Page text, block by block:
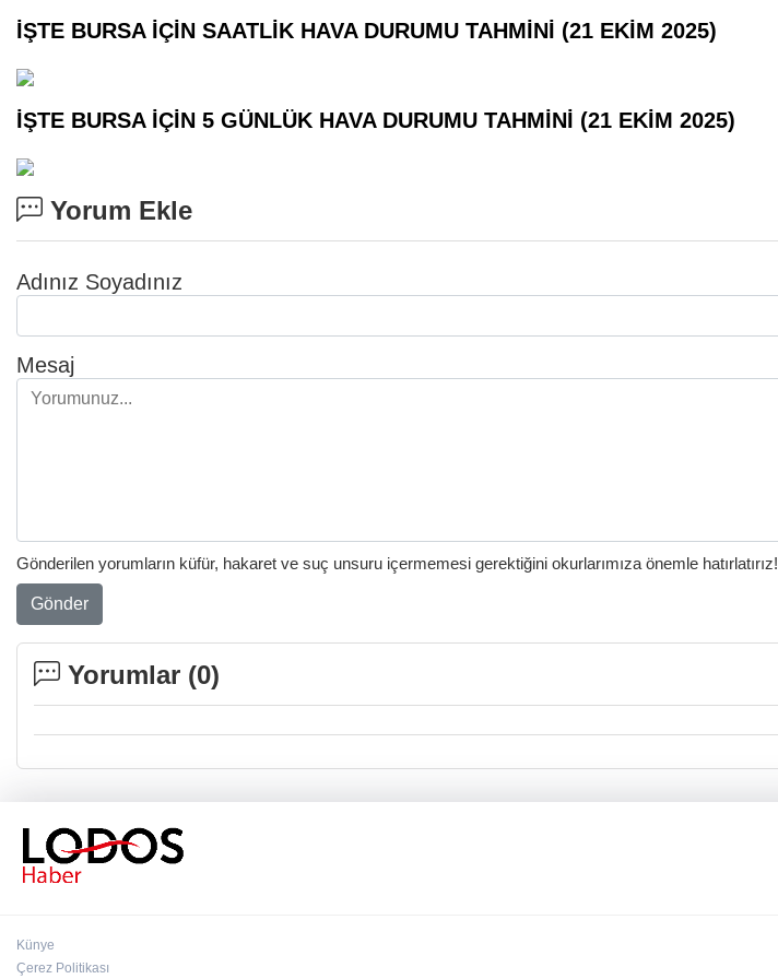
İŞTE BURSA İÇİN SAATLİK HAVA DURUMU TAHMİNİ (21 EKİM 2025)
İŞTE BURSA İÇİN 5 GÜNLÜK HAVA DURUMU TAHMİNİ (21 EKİM 2025)
Yorum Ekle
Adınız Soyadınız
Mesaj
Gönderilen yorumların küfür, hakaret ve suç unsuru içermemesi gerektiğini okurlarımıza önemle hatırlatırız!
Gönder
Yorumlar (0)
Künye
Çerez Politikası